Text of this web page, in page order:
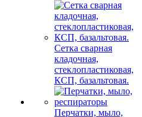
Сетка сварная
кладочная,
стеклопластиковая,
КСП, базальтовая.
Перчатки, мыло,